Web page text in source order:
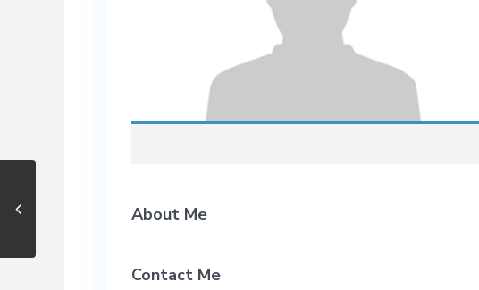
About Me
Contact Me